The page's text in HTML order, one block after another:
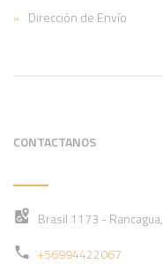
Dirección de Envío
CONTACTANOS
Brasil 1173 - Rancagua,
+56994422067